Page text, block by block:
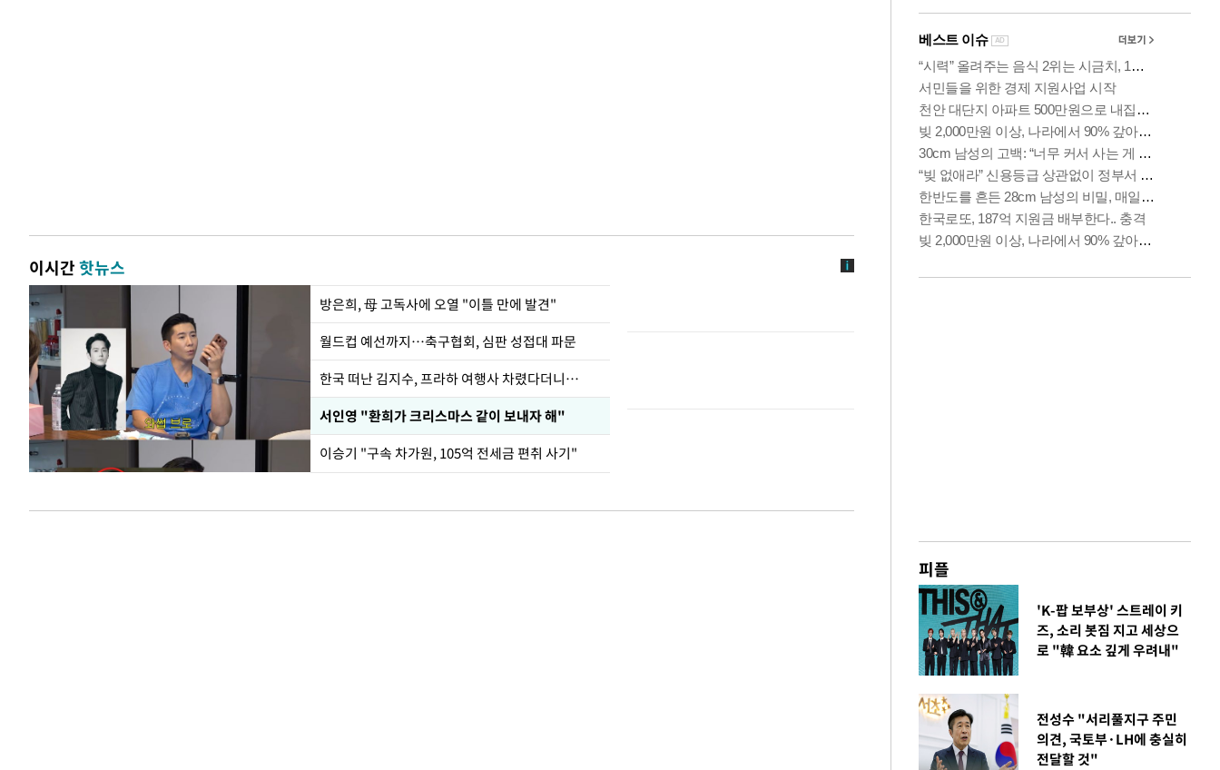
이시간핫뉴스
방은희, 母 고독사에 오열 "이틀 만에 발견"
월드컵 예선까지…축구협회, 심판 성접대 파문
한국 떠난 김지수, 프라하 여행사 차렸다더니…
서인영 "환희가 크리스마스 같이 보내자 해"
이승기 "구속 차가원, 105억 전세금 편취 사기"
피플
'K-팝 보부상' 스트레이 키
즈, 소리 봇짐 지고 세상으
로 "韓 요소 깊게 우려내"
전성수 "서리풀지구 주민
의견, 국토부·LH에 충실히
전달할 것"